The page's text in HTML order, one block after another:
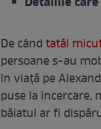
De cândtatăl
persoane s-au
în viață pe
puse la încercare,
băiatul ar fi